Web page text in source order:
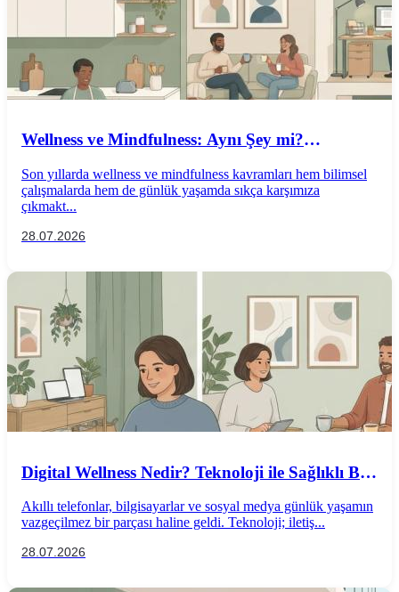
Wellness ve Mindfulness: Aynı Şey mi?
Son yıllarda wellness ve mindfulness kavramları hem bilimsel
çalışmalarda hem de günlük yaşamda sıkça karşımıza
çıkmakt...
28.07.2026
Digital Wellness Nedir? Teknoloji ile Sağlıklı Bir
Akıllı telefonlar, bilgisayarlar ve sosyal medya günlük yaşamın
vazgeçilmez bir parçası haline geldi. Teknoloji; iletiş...
28.07.2026